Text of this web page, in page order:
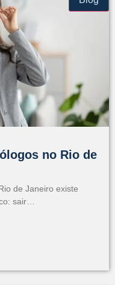
no Rio de
de Janeiro existe
sair…